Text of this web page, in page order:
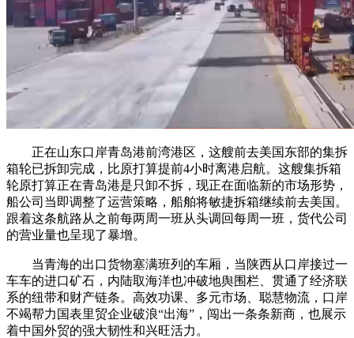
正在山东口岸青岛港前湾港区，这艘前去美国东部的集拆
箱轮已拆卸完成，比原打算提前4小时离港启航。这艘集拆箱
轮原打算正在青岛港是只卸不拆，现正在面临新的市场形势，
船公司当即调整了运营策略，船舶将敏捷拆箱继续前去美国。
跟着这条航路从之前每两周一班从头调回每周一班，货代公司
的营业量也呈现了暴增。
当青海的出口货物塞满班列的车厢，当陕西从口岸接过一
车车的进口矿石，内陆取海洋也冲破地舆围栏、贯通了经济联
系的纽带和财产链条。高效功课、多元市场、聪慧物流，口岸
不竭帮力国表里贸企业破浪“出海”，闯出一条条新商，也展示
着中国外贸的强大韧性和兴旺活力。